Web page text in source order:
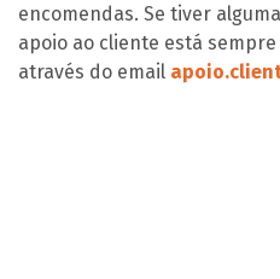
encomendas. Se tiver
apoio ao cliente está
através do email